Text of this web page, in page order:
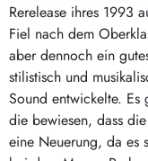
Rerelease ihres 1993
Fiel nach dem
aber dennoch ein
stilistisch und
Sound entwickelte.
die bewiesen, dass
eine Neuerung, da es